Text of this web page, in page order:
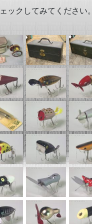
ックしてみてください。